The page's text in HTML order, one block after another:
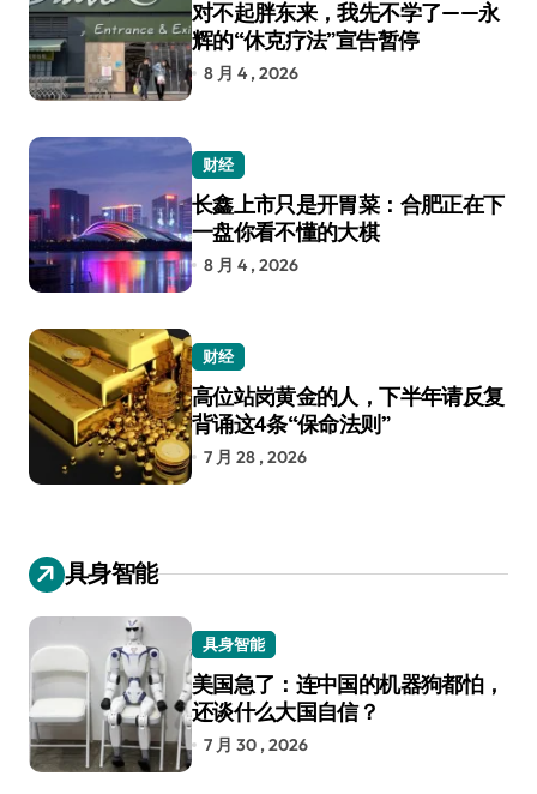
对不起胖东来，我先不学了——永
辉的“休克疗法”宣告暂停
8 月 4 , 2026
财经
长鑫上市只是开胃菜：合肥正在下
一盘你看不懂的大棋
8 月 4 , 2026
财经
高位站岗黄金的人，下半年请反复
背诵这4条“保命法则”
7 月 28 , 2026
具身智能
具身智能
美国急了：连中国的机器狗都怕，
还谈什么大国自信？
7 月 30 , 2026